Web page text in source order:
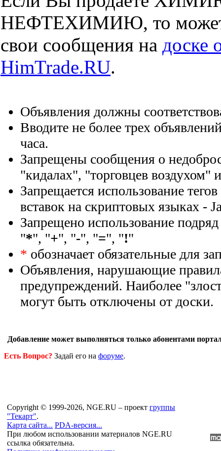
НЕФТЕХИМИЮ, то
свои сообщения на доске
HimTrade.RU.
Объявления должны
Вводите не более трех
часа.
Запрещены сообщения о
"кидалах", "торговцев воздухом"
Запрещается использование
вставок на скриптовых языках -
Запрещено использование
"*", "+", "-", "=", "!"
* обозначает обязательные для
Объявления, нарушающие
предупреждений. Наиболее
могут быть отключены от доски.
Добавление может выполняться только абонентами
Есть Вопрос? Задай его на форуме.
Copyright © 1999-2026, NGE.RU – проект группы
"Текарт".
Карта сайта... PDA-версия...
При любом использовании материалов NGE.RU
ссылка обязательна.